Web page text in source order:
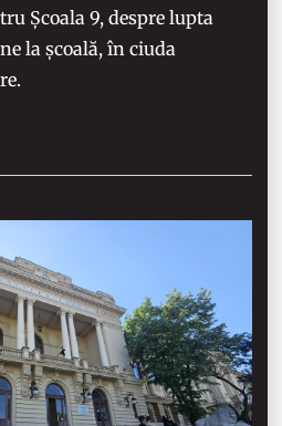
Școala 9, despre lupta
la școală, în ciuda